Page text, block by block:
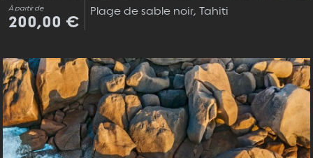
À partir de
200,00 €
Plage de sable noir, Tahiti